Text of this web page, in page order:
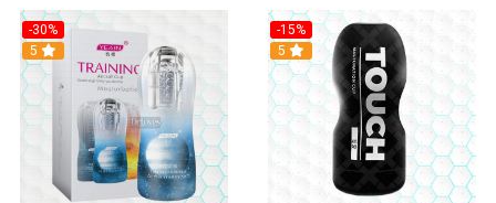
-30%
Hot
5
-15%
5